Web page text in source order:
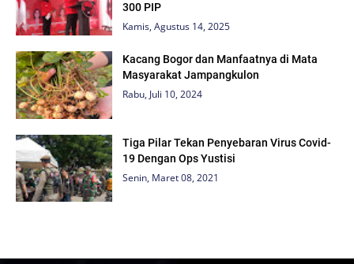
300 PIP
Kamis, Agustus 14, 2025
Kacang Bogor dan Manfaatnya di Mata
Masyarakat Jampangkulon
Rabu, Juli 10, 2024
Tiga Pilar Tekan Penyebaran Virus Covid-
19 Dengan Ops Yustisi
Senin, Maret 08, 2021